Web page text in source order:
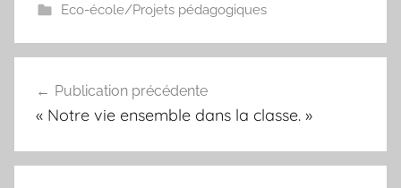
Eco-école/Projets pédagogiques
de
Publication précédente
« Notre vie ensemble dans la classe. »